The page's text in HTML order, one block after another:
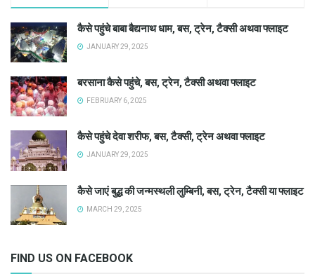
कैसे पहुंचे बाबा बैद्यनाथ धाम, बस, ट्रेन, टैक्सी अथवा फ्लाइट
JANUARY 29, 2025
बरसाना कैसे पहुंचे, बस, ट्रेन, टैक्सी अथवा फ्लाइट
FEBRUARY 6, 2025
कैसे पहुंचे देवा शरीफ, बस, टैक्सी, ट्रेन अथवा फ्लाइट
JANUARY 29, 2025
कैसे जाएं बुद्ध की जन्मस्थली लुम्बिनी, बस, ट्रेन, टैक्सी या फ्लाइट
MARCH 29, 2025
FIND US ON FACEBOOK